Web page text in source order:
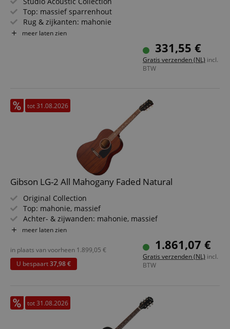
Top: massief sparrenhout
Rug & zijkanten: mahonie
Toets/hals: palissander / mahonie
Elektronica: Fishman S-Core met Presys VT-
meer laten zien
331,55 €
Gratis verzenden (NL) incl.
BTW
tot 31.08.2026
Gibson LG-2 All Mahogany Faded Natural
Original Collection
Top: mahonie, massief
Achter- & zijwanden: mahonie, massief
Toets/Hals: palissander / mahonie
Kleur & afwerking: Natural, Satin
meer laten zien
1.861,07 €
Gratis verzenden (NL) incl.
BTW
in plaats van voorheen 1.899,05 €
U bespaart37,98 €
tot 31.08.2026